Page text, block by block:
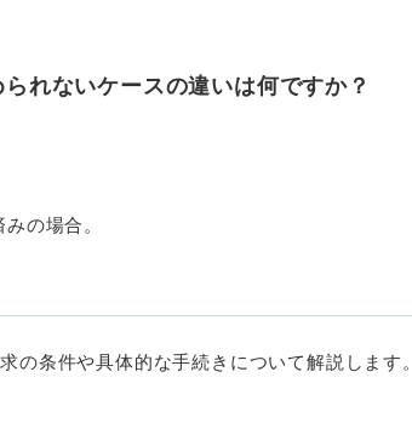
れないケースの違いは何ですか？
の場合。
の条件や具体的な手続きについて解説します。